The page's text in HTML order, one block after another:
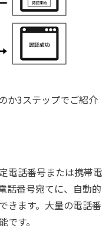
か3ステップでご紹介
電話番号または携帯電
話番号宛てに、自動的
きます。大量の電話番
す。